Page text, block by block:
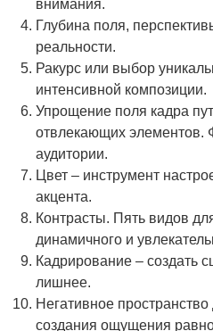
внимания.
Глубина поля,
реальности.
Ракурс или выбор
интенсивной композиции.
Упрощение поля кадра
отвлекающих элементов.
аудитории.
Цвет – инструмент
акцента.
Контрасты. Пять видов
динамичного и
Кадрирование – создать
лишнее.
Негативное
создания ощущения